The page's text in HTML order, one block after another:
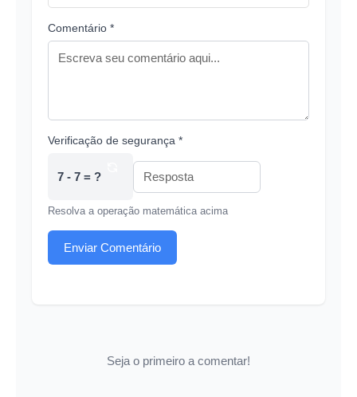
Comentário *
Verificação de segurança *
7 - 7 = ?
Resolva a operação matemática acima
Enviar Comentário
Seja o primeiro a comentar!